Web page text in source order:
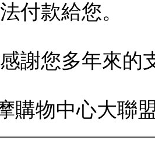
付款給您。
謝您多年來的
購物中心大